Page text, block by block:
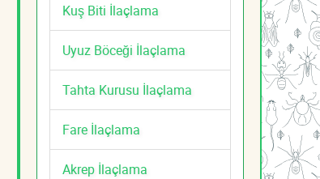
Kuş Biti İlaçlama
Uyuz Böceği İlaçlama
Tahta Kurusu İlaçlama
Fare İlaçlama
Akrep İlaçlama